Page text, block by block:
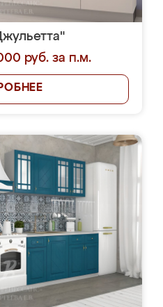
руб. за п.м.